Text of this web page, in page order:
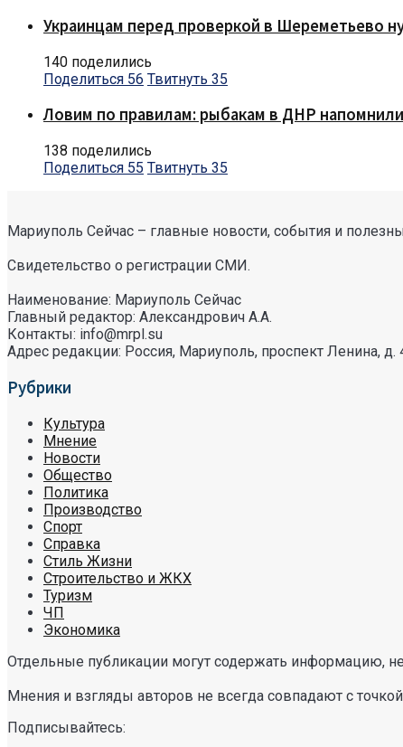
Украинцам перед проверкой в Шереметьево
140 поделились
Поделиться 56 Твитнуть 35
Ловим по правилам: рыбакам в ДНР
138 поделились
Поделиться 55 Твитнуть 35
Мариуполь Сейчас – главные новости, события и
Свидетельство о регистрации СМИ.
Наименование: Мариуполь Сейчас
Главный редактор: Александрович А.А.
Контакты: info@mrpl.su
Адрес редакции: Россия, Мариуполь, проспект Ленина, д.
Рубрики
Культура
Мнение
Новости
Общество
Политика
Производство
Спорт
Справка
Стиль Жизни
Строительство и ЖКХ
Туризм
ЧП
Экономика
Отдельные публикации могут содержать информацию,
Мнения и взгляды авторов не всегда совпадают с
Подписывайтесь: